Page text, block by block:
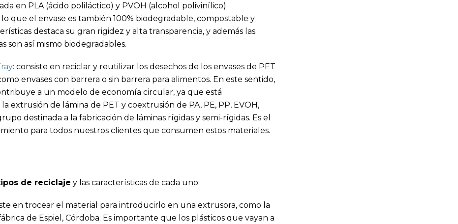
en PLA (ácido poliláctico) y PVOH (alcohol polivinílico)
que el envase es también 100% biodegradable, compostable y
destaca su gran rigidez y alta transparencia, y además las
son así mismo biodegradables.
: consiste en reciclar y reutilizar los desechos de los envases de PET
envases con barrera o sin barrera para alimentos. En este sentido,
a un modelo de economía circular, ya que está
extrusión de lámina de PET y coextrusión de PA, PE, PP, EVOH,
destinada a la fabricación de láminas rígidas y semi-rígidas. Es el
para todos nuestros clientes que consumen estos materiales.
de reciclaje y las características de cada uno:
en trocear el material para introducirlo en una extrusora, como la
de Espiel, Córdoba. Es importante que los plásticos que vayan a